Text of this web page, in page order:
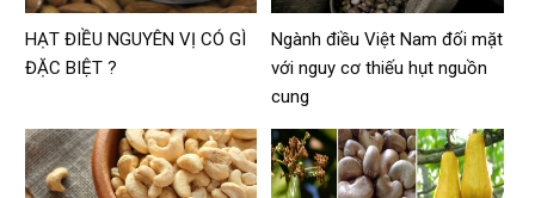
HẠT ĐIỀU NGUYÊN VỊ CÓ GÌ
ĐẶC BIỆT ?
Ngành điều Việt Nam đối mặt
với nguy cơ thiếu hụt nguồn
cung